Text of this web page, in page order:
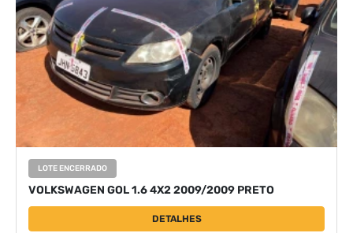
LOTE ENCERRADO
VOLKSWAGEN GOL 1.6 4X2 2009/2009 PRETO
DETALHES